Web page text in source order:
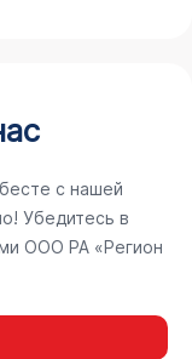
с нашей
Убедитесь в
ООО РА «Регион